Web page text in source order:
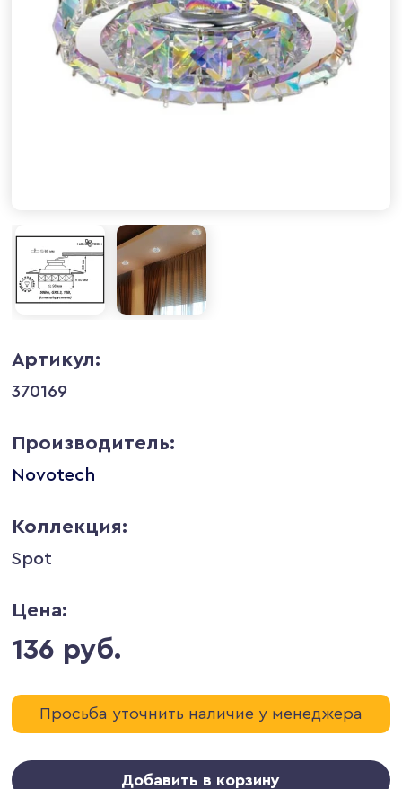
Артикул:
370169
Производитель:
Novotech
Коллекция:
Spot
Цена:
136 руб.
Просьба уточнить наличие у менеджера
Добавить в корзину